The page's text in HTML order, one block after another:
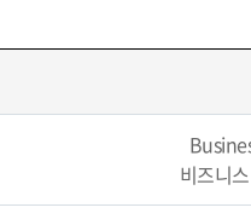
비즈니